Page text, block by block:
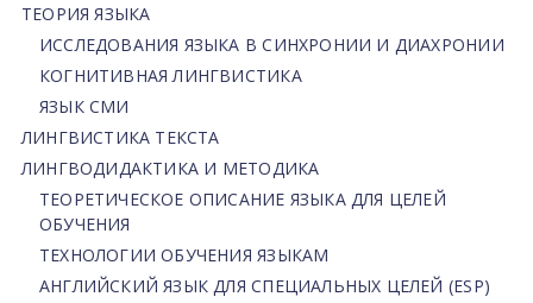
ТЕОРИЯ ЯЗЫКА
ИССЛЕДОВАНИЯ ЯЗЫКА В СИНХРОНИИ И ДИАХРОНИИ
КОГНИТИВНАЯ ЛИНГВИСТИКА
ЯЗЫК СМИ
ЛИНГВИСТИКА ТЕКСТА
ЛИНГВОДИДАКТИКА И МЕТОДИКА
ТЕОРЕТИЧЕСКОЕ ОПИСАНИЕ ЯЗЫКА ДЛЯ ЦЕЛЕЙ
ОБУЧЕНИЯ
ТЕХНОЛОГИИ ОБУЧЕНИЯ ЯЗЫКАМ
АНГЛИЙСКИЙ ЯЗЫК ДЛЯ СПЕЦИАЛЬНЫХ ЦЕЛЕЙ (ESP)